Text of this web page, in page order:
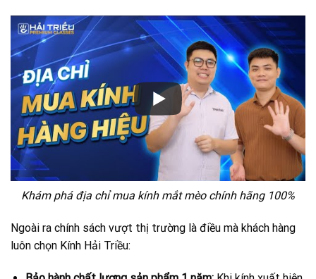
Khám phá địa chỉ mua kính mắt mèo chính hãng 100%
Ngoài ra chính sách vượt thị trường là điều mà khách hàng
luôn chọn Kính Hải Triều: